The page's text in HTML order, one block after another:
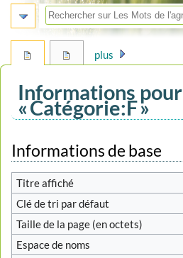
Informations pour
« Catégorie:F »
Aller
à
la
navigation
Aller
à
la
recherche
Informations de base
Titre affiché
Clé de tri par défaut
Taille de la page (en octets)
Espace de noms
plus